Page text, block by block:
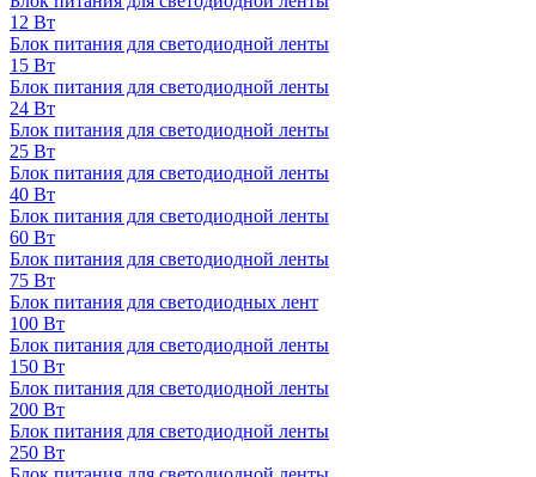
12 Вт
Блок питания для светодиодной ленты
15 Вт
Блок питания для светодиодной ленты
24 Вт
Блок питания для светодиодной ленты
25 Вт
Блок питания для светодиодной ленты
40 Вт
Блок питания для светодиодной ленты
60 Вт
Блок питания для светодиодной ленты
75 Вт
Блок питания для светодиодных лент
100 Вт
Блок питания для светодиодной ленты
150 Вт
Блок питания для светодиодной ленты
200 Вт
Блок питания для светодиодной ленты
250 Вт